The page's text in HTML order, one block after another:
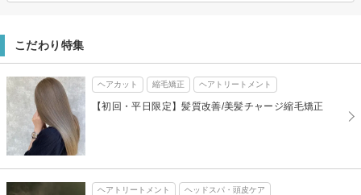
こだわり特集
ヘアカット 縮毛矯正 ヘアトリートメント
【初回・平日限定】髪質改善/美髪チャージ縮毛矯正
ヘアトリートメント ヘッドスパ・頭皮ケア